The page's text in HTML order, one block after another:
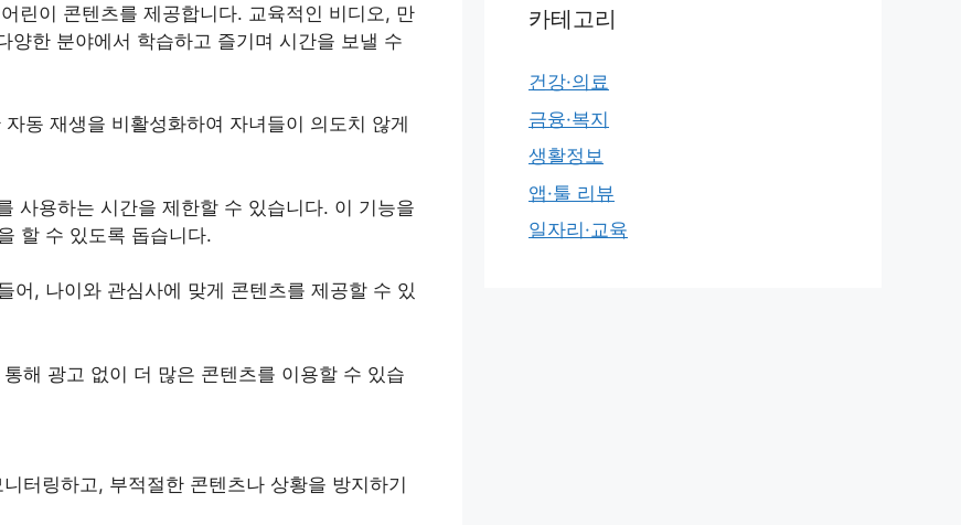
린이 콘텐츠를 제공합니다. 교육적인 비디오, 만
한 분야에서 학습하고 즐기며 시간을 보낼 수
동 재생을 비활성화하여 자녀들이 의도치 않게
사용하는 시간을 제한할 수 있습니다. 이 기능을
할 수 있도록 돕습니다.
어, 나이와 관심사에 맞게 콘텐츠를 제공할 수 있
해 광고 없이 더 많은 콘텐츠를 이용할 수 있습
터링하고, 부적절한 콘텐츠나 상황을 방지하기
카테고리
건강·의료
금융·복지
생활정보
앱·툴 리뷰
일자리·교육